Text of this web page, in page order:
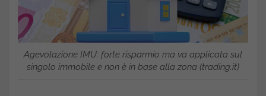
Agevolazione IMU: forte risparmio ma va applicata sul
singolo immobile e non è in base alla zona (trading.it)